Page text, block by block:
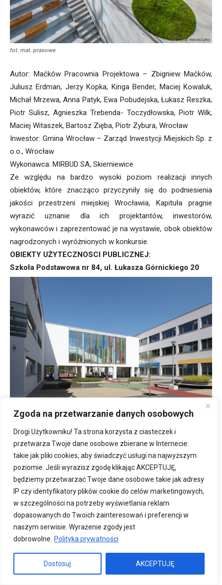
Zgoda na przetwarzanie danych osobowych
Drogi Użytkowniku! Ta strona korzysta z ciasteczek i
przetwarza Twoje dane osobowe zbierane w Internecie:
takie jak pliki cookies, aby świadczyć usługi na najwyższym
poziomie. Jeśli wyrazisz zgodę klikając AKCEPTUJĘ,
będziemy przetwarzać Twoje dane osobowe takie jak adresy
IP czy identyfikatory plików cookie do celów marketingowych,
w szczególności na potrzeby wyświetlania reklam
dopasowanych do Twoich zainteresowań i preferencji w
naszym serwisie. Wyrażenie zgody jest
dobrowolne.
Polityka prywatności
Dostosuj AKCEPTUJĘ
fot. mat. prasowe
Autor: Maćków Pracownia Projektowa – Zbigniew Maćków,
Juliusz Erdman, Jerzy Kopka, Kinga Bender, Maciej Kowaluk,
Michał Mrzewa, Anna Patyk, Ewa Pobudejska, Łukasz Reszka,
Piotr Sulisz, Agnieszka Trebenda- Toczydłowska, Piotr Wilk,
Maciej Witaszek, Bartosz Zięba, Piotr Zybura, Wrocław
Inwestor: Gmina Wrocław – Zarząd Inwestycji Miejskich Sp. z
o.o., Wrocław
Wykonawca: MIRBUD SA, Skierniewice
Ze względu na bardzo wysoki poziom realizacji innych
obiektów, które znacząco przyczyniły się do podniesienia
jakości przestrzeni miejskiej Wrocławia, Kapituła pragnie
wyrazić uznanie dla ich projektantów, inwestorów,
wykonawców i zaprezentować je na wystawie, obok obiektów
nagrodzonych i wyróżnionych w konkursie.
OBIEKTY UŻYTECZNOSCI PUBLICZNEJ:
Szkoła Podstawowa nr 84, ul. Łukasza Górnickiego 20
fot. mat. prasowe
Autor: R2 Biuro Projektów Lesław Rubik, Wrocław
Inwestor: Gmina Wrocław – Zarząd Inwestycji Miejskich Sp. z
o.o., Wrocław
Wykonawca: P.W. HARAS Arkadiusz Harasimowicz, Wrocław
Haras Sp. z o.o., Wrocław
Zespół Szkolno- Przedszkolny, ul. Kłodzka 40